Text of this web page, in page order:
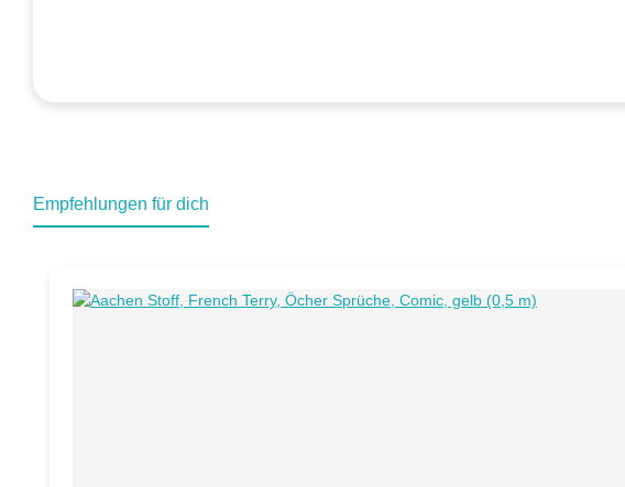
Empfehlungen für dich